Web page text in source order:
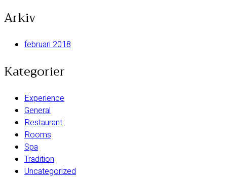
Arkiv
februari 2018
Kategorier
Experience
General
Restaurant
Rooms
Spa
Tradition
Uncategorized